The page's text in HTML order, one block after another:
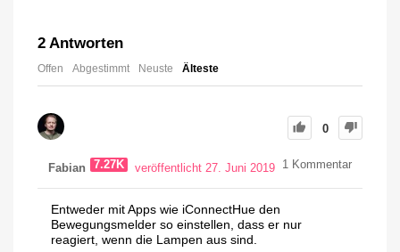
2 Antworten
Offen Abgestimmt Neuste Älteste
0
Fabian 7.27K veröffentlicht 27. Juni 2019 1 Kommentar
Entweder mit Apps wie iConnectHue den
Bewegungsmelder so einstellen, dass er nur
reagiert, wenn die Lampen aus sind.